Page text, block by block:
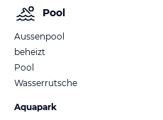
Kind regards
Pool
Aussenpool
beheizt
Pool
Wasserrutsche
Aquapark